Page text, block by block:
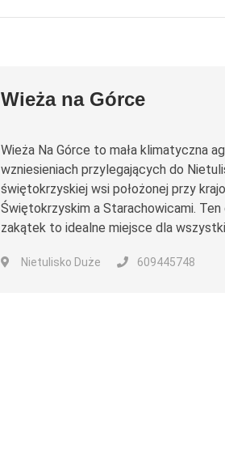
Wieża na Górce
Wieża Na Górce to mała klimatyczna
wzniesieniach przylegających do
świętokrzyskiej wsi położonej przy
Świętokrzyskim a Starachowicami.
zakątek to idealne miejsce dla
Nietulisko Duże 609445748